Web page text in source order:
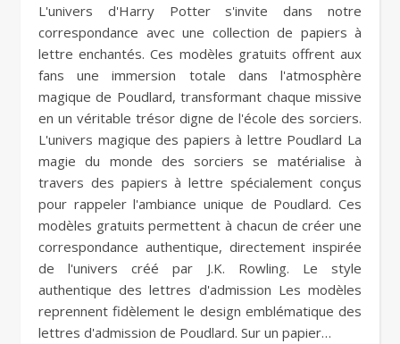
L'univers d'Harry Potter s'invite dans notre
correspondance avec une collection de papiers à
lettre enchantés. Ces modèles gratuits offrent aux
fans une immersion totale dans l'atmosphère
magique de Poudlard, transformant chaque missive
en un véritable trésor digne de l'école des sorciers.
L'univers magique des papiers à lettre Poudlard La
magie du monde des sorciers se matérialise à
travers des papiers à lettre spécialement conçus
pour rappeler l'ambiance unique de Poudlard. Ces
modèles gratuits permettent à chacun de créer une
correspondance authentique, directement inspirée
de l'univers créé par J.K. Rowling. Le style
authentique des lettres d'admission Les modèles
reprennent fidèlement le design emblématique des
lettres d'admission de Poudlard. Sur un papier…